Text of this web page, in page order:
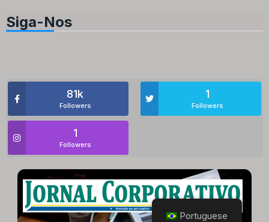
Siga-Nos
81k
Followers
1
Followers
1
Followers
Portuguese